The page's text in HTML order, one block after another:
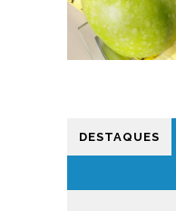
DESTAQUES